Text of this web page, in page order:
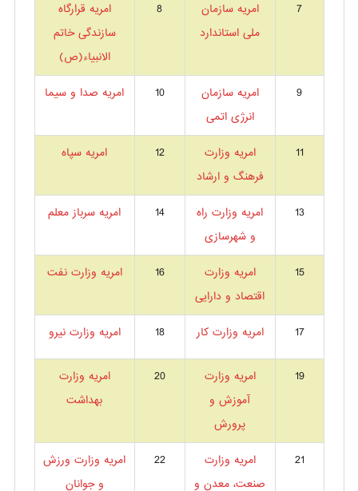
7
امریه سازمان
ملی استاندارد
8
امریه قرارگاه
سازندگی خاتم
الانبیاء(ص)
9
امریه سازمان
انرژی اتمی
10 امریه صدا و سیما
11
امریه وزارت
فرهنگ و ارشاد
12 امریه سپاه
13
امریه وزارت راه
و شهرسازی
14 امریه سرباز معلم
15
امریه وزارت
اقتصاد و دارایی
16 امریه وزارت نفت
17 امریه وزارت کار 18 امریه وزارت نیرو
19
امریه وزارت
آموزش و
پرورش
20
امریه وزارت
بهداشت
21
امریه وزارت
صنعت، معدن و
22
امریه وزارت ورزش
و جوانان